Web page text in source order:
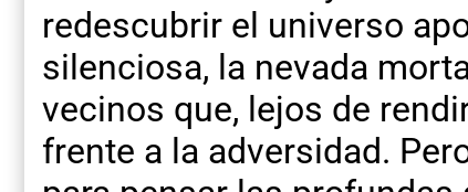
redescubrir el universo
silenciosa, la nevada
vecinos que, lejos de
frente a la adversidad.